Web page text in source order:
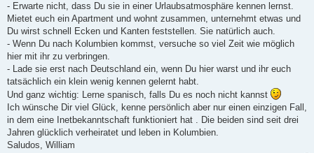
- Erwarte nicht, dass Du sie in einer Urlaubsatmosphäre kennen lernst.
Mietet euch ein Apartment und wohnt zusammen, unternehmt etwas und
Du wirst schnell Ecken und Kanten feststellen. Sie natürlich auch.
- Wenn Du nach Kolumbien kommst, versuche so viel Zeit wie möglich
hier mit ihr zu verbringen.
- Lade sie erst nach Deutschland ein, wenn Du hier warst und ihr euch
tatsächlich ein klein wenig kennen gelernt habt.
Und ganz wichtig: Lerne spanisch, falls Du es noch nicht kannst
Ich wünsche Dir viel Glück, kenne persönlich aber nur einen einzigen Fall,
in dem eine Inetbekanntschaft funktioniert hat . Die beiden sind seit drei
Jahren glücklich verheiratet und leben in Kolumbien.
Saludos, William